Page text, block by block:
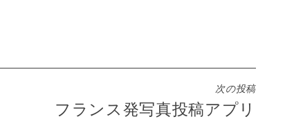
次の投稿
フランス発写真投稿アプリ